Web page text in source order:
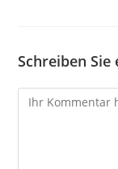
Schreiben
Kommentare